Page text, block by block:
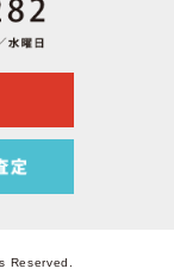
Reserved.